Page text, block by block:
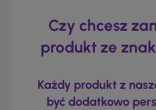
Czy chcesz
produkt ze
Każdy produkt z
być dodatkowo